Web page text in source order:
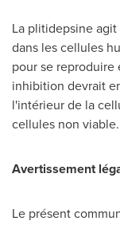
La plitidepsine
dans les cellules
pour se
inhibition devrait
l'intérieur de la
cellules non viable.
Avertissement
Le présent